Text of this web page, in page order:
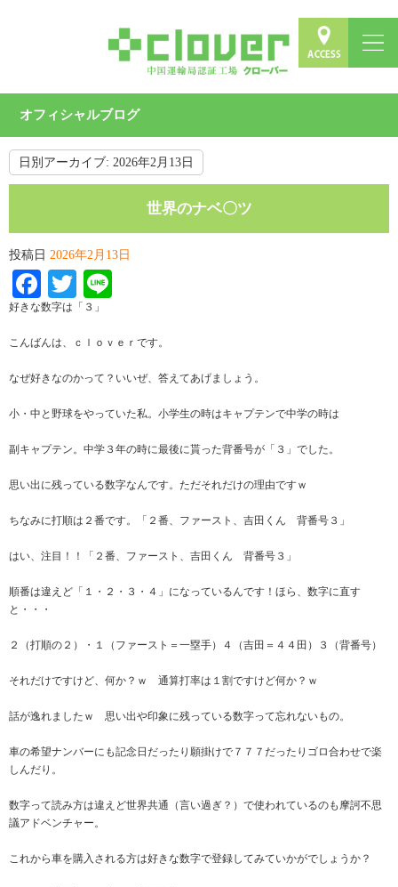
オフィシャルブログ
日別アーカイブ: 2026年2月13日
世界のナベ〇ツ
投稿日 2026年2月13日
Facebook
Twitter
好きな数字は「３」
こんばんは、ｃｌｏｖｅｒです。
なぜ好きなのかって？いいぜ、答えてあげましょう。
小・中と野球をやっていた私。小学生の時はキャプテンで中学の時は
副キャプテン。中学３年の時に最後に貰った背番号が「３」でした。
思い出に残っている数字なんです。ただそれだけの理由ですｗ
ちなみに打順は２番です。「２番、ファースト、吉田くん 背番号３」
はい、注目！！「２番、ファースト、吉田くん 背番号３」
順番は違えど「１・２・３・４」になっているんです！ほら、数字に直す
と・・・
２（打順の２）・１（ファースト＝一塁手）４（吉田＝４４田）３（背番号）
それだけですけど、何か？ｗ 通算打率は１割ですけど何か？ｗ
話が逸れましたｗ 思い出や印象に残っている数字って忘れないもの。
車の希望ナンバーにも記念日だったり願掛けで７７７だったりゴロ合わせで楽
しんだり。
数字って読み方は違えど世界共通（言い過ぎ？）で使われているのも摩訶不思
議アドベンチャー。
これから車を購入される方は好きな数字で登録してみていかがでしょうか？